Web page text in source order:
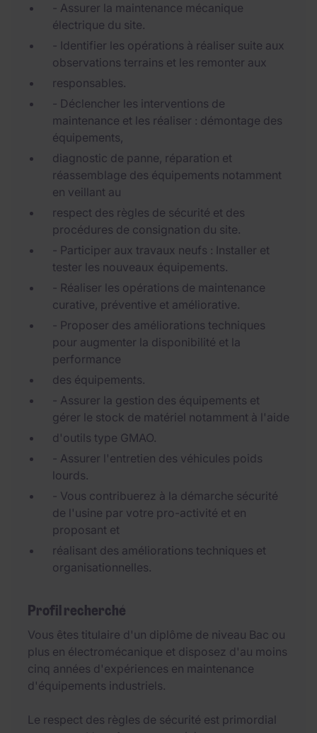
- Assurer la maintenance mécanique
électrique du site.
- Identifier les opérations à réaliser suite aux
observations terrains et les remonter aux
responsables.
- Déclencher les interventions de
maintenance et les réaliser : démontage des
équipements,
diagnostic de panne, réparation et
réassemblage des équipements notamment
en veillant au
respect des règles de sécurité et des
procédures de consignation du site.
- Participer aux travaux neufs : Installer et
tester les nouveaux équipements.
- Réaliser les opérations de maintenance
curative, préventive et améliorative.
- Proposer des améliorations techniques
pour augmenter la disponibilité et la
performance
des équipements.
- Assurer la gestion des équipements et
gérer le stock de matériel notamment à l'aide
d'outils type GMAO.
- Assurer l'entretien des véhicules poids
lourds.
- Vous contribuerez à la démarche sécurité
de l'usine par votre pro-activité et en
proposant et
réalisant des améliorations techniques et
organisationnelles.
Profil recherché
Vous êtes titulaire d'un diplôme de niveau Bac ou
plus en électromécanique et disposez d'au moins
cinq années d'expériences en maintenance
d'équipements industriels.
Le respect des règles de sécurité est primordial